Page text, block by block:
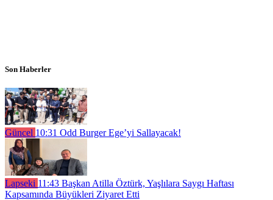
Son Haberler
Güncel 10:31 Odd Burger Ege’yi Sallayacak!
Lapseki 11:43 Başkan Atilla Öztürk, Yaşlılara Saygı Haftası
Kapsamında Büyükleri Ziyaret Etti